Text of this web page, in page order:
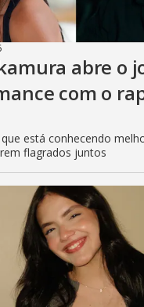
abre o
com o
está conhecendo
flagrados juntos